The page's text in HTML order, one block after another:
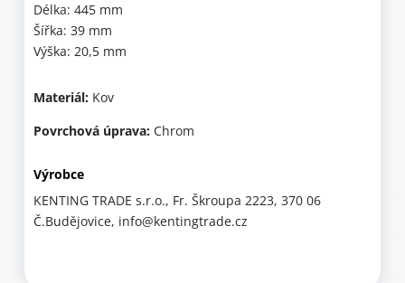
Délka: 445 mm
Šířka: 39 mm
Výška: 20,5 mm
Materiál: Kov
Povrchová úprava: Chrom
Výrobce
KENTING TRADE s.r.o., Fr. Škroupa 2223, 370 06
Č.Budějovice, info@kentingtrade.cz